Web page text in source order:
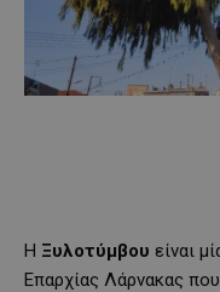
Η Ξυλοτύμβου είναι
Επαρχίας Λάρνακας που